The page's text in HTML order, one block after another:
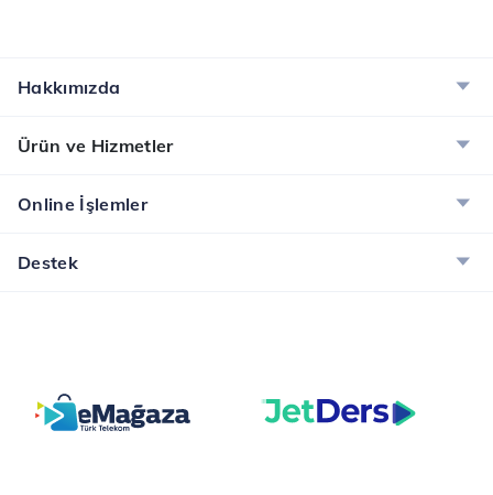
Hakkımızda
Ürün ve Hizmetler
Online İşlemler
Destek